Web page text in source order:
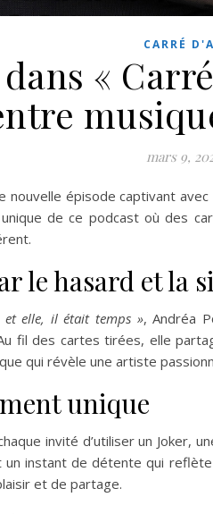
CARRÉ
«
mars 9,
nouvelle épisode captivant
de ce podcast où des
le hasard et la
et elle, il était temps », Andréa
fil des cartes tirées, elle
qui révèle une artiste
unique
invité d’utiliser un Joker,
un instant de détente qui
et de partage.